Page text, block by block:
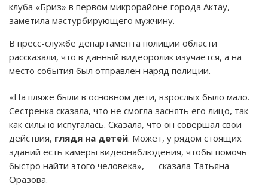
клуба «Бриз» в первом микрорайоне города Актау,
заметила мастурбирующего мужчину.
В пресс-службе департамента полиции области
рассказали, что в данный видеоролик изучается, а на
место события был отправлен наряд полиции.
«На пляже были в основном дети, взрослых было мало.
Сестренка сказала, что не смогла заснять его лицо, так
как сильно испугалась. Сказала, что он совершал свои
действия, глядя на детей. Может, у рядом стоящих
зданий есть камеры видеонаблюдения, чтобы помочь
быстро найти этого человека», — сказала Татьяна
Оразова.